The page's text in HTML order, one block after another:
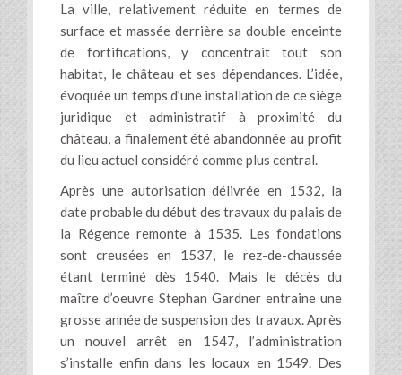
La ville, relativement réduite en termes de
surface et massée derrière sa double enceinte
de fortifications, y concentrait tout son
habitat, le château et ses dépendances. L’idée,
évoquée un temps d’une installation de ce siège
juridique et administratif à proximité du
château, a finalement été abandonnée au profit
du lieu actuel considéré comme plus central.
Après une autorisation délivrée en 1532, la
date probable du début des travaux du palais de
la Régence remonte à 1535. Les fondations
sont creusées en 1537, le rez-de-chaussée
étant terminé dès 1540. Mais le décès du
maître d’oeuvre Stephan Gardner entraine une
grosse année de suspension des travaux. Après
un nouvel arrêt en 1547, l’administration
s’installe enfin dans les locaux en 1549. Des